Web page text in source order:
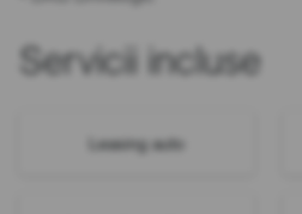
Servicii incluse
Leasing auto